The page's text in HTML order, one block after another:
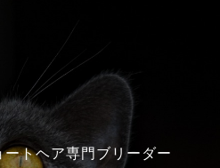
トヘア専門ブリーダー